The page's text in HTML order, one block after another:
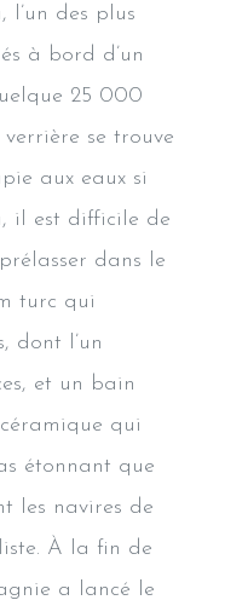
l’un des plus
à bord d’un
25 000
verrière se trouve
aux eaux si
il est difficile de
dans le
turc qui
dont l’un
et un bain
qui
étonnant que
les navires de
À la fin de
a lancé le